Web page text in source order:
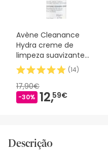
Avène Cleanance
Hydra creme de
limpeza suavizante
200ml
(14)
17,90€
-30% 12,59€
Descrição